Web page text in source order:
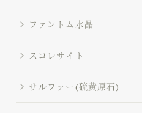
ファントム水晶
スコレサイト
サルファー(硫黄原石)